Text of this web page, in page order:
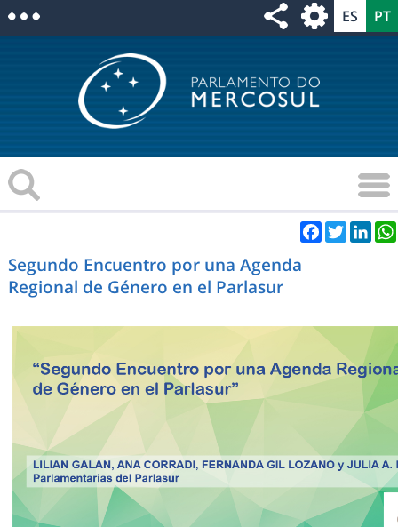
Facebook
Twitter
Segundo Encuentro por una Agenda
Regional de Género en el Parlasur